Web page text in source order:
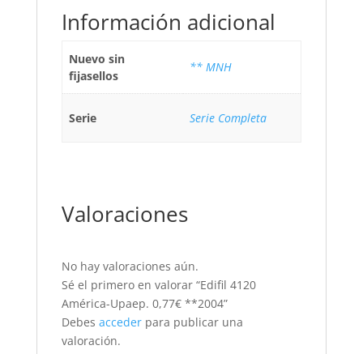
Información adicional
Nuevo sin
fijasellos
** MNH
Serie Serie Completa
Valoraciones
No hay valoraciones aún.
Sé el primero en valorar “Edifil 4120
América-Upaep. 0,77€ **2004”
Debes accederpara publicar una
valoración.